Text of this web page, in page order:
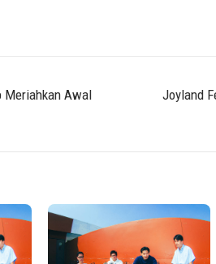
Meriahkan Awal
Joyland